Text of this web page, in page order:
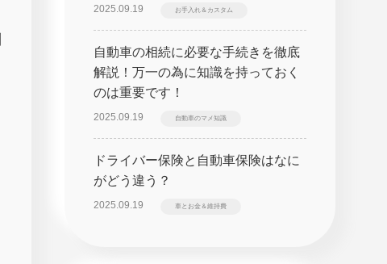
2025.09.19 お手入れ＆カスタム
自動車の相続に必要な手続きを徹底
解説！万一の為に知識を持っておく
のは重要です！
2025.09.19 自動車のマメ知識
ドライバー保険と自動車保険はなに
がどう違う？
2025.09.19 車とお金＆維持費